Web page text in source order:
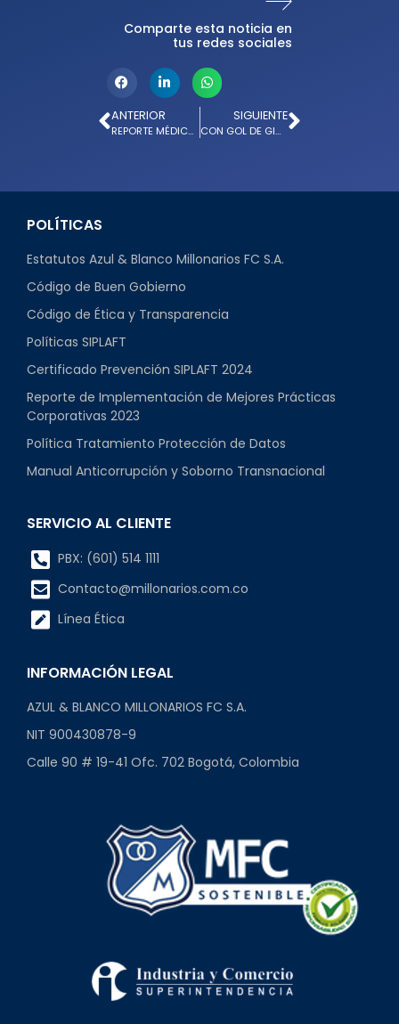
Comparte esta noticia en
tus redes sociales
ANTERIOR
REPORTE MÉDICO: JUAN CARLOS PEREIRA
SIGUIENTE
CON GOL DE GIORDANA, MILLONARIOS LE GANÓ A PASTO
POLÍTICAS
Estatutos Azul & Blanco Millonarios FC S.A.
Código de Buen Gobierno
Código de Ética y Transparencia
Políticas SIPLAFT
Certificado Prevención SIPLAFT 2024
Reporte de Implementación de Mejores Prácticas
Corporativas 2023
Política Tratamiento Protección de Datos
Manual Anticorrupción y Soborno Transnacional
SERVICIO AL CLIENTE
PBX: (601) 514 1111
Contacto@millonarios.com.co
Línea Ética
INFORMACIÓN LEGAL
AZUL & BLANCO MILLONARIOS FC S.A.
NIT 900430878-9
Calle 90 # 19-41 Ofc. 702 Bogotá, Colombia